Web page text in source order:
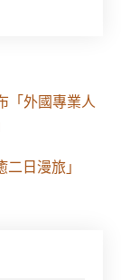
「外國專業人
日漫旅」